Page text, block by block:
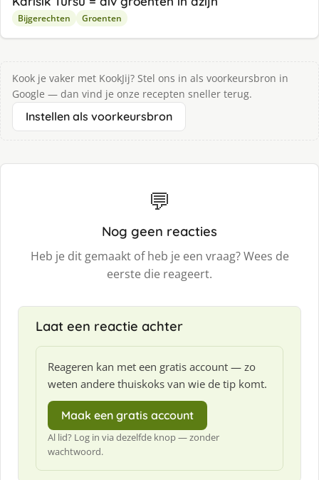
Bijgerechten Groenten
Kook je vaker met KookJij? Stel ons in als voorkeursbron in
Google — dan vind je onze recepten sneller terug.
Instellen als voorkeursbron
💬
Nog geen reacties
Heb je dit gemaakt of heb je een vraag? Wees de
eerste die reageert.
Laat een reactie achter
Reageren kan met een gratis account — zo
weten andere thuiskoks van wie de tip komt.
Maak een gratis account
Al lid? Log in via dezelfde knop — zonder
wachtwoord.